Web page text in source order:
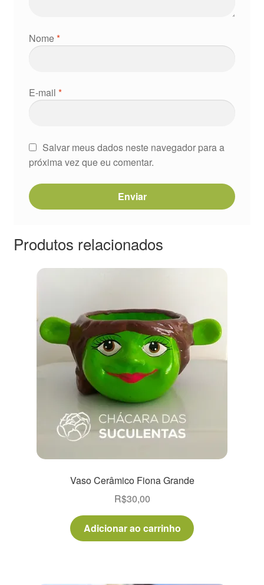
Nome*
E-mail *
Salvar meus dados neste navegador para a
próxima vez que eu comentar.
Produtos relacionados
Vaso Cerâmico Fiona Grande
R$30,00
Adicionar ao carrinho